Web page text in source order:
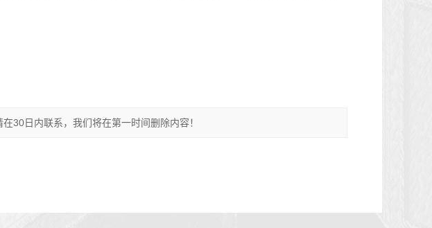
30日内联系，我们将在第一时间删除内容！